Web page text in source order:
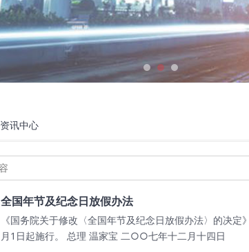
资讯中心
全国年节及纪念日放假办法
《国务院关于修改〈全国年节及纪念日放假办法〉的决
月1日起施行。 总理 温家宝 二○○七年十二月十四日